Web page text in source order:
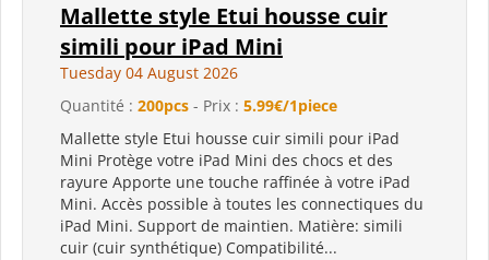
Mallette style Etui housse cuir
simili pour iPad Mini
Tuesday 04 August 2026
Quantité : 200pcs - Prix : 5.99€/1piece
Mallette style Etui housse cuir simili pour iPad
Mini Protège votre iPad Mini des chocs et des
rayure Apporte une touche raffinée à votre iPad
Mini. Accès possible à toutes les connectiques du
iPad Mini. Support de maintien. Matière: simili
cuir (cuir synthétique) Compatibilité...